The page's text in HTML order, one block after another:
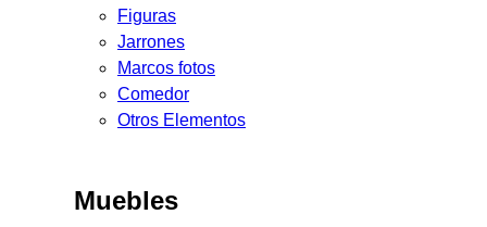
Figuras
Jarrones
Marcos fotos
Comedor
Otros Elementos
Muebles